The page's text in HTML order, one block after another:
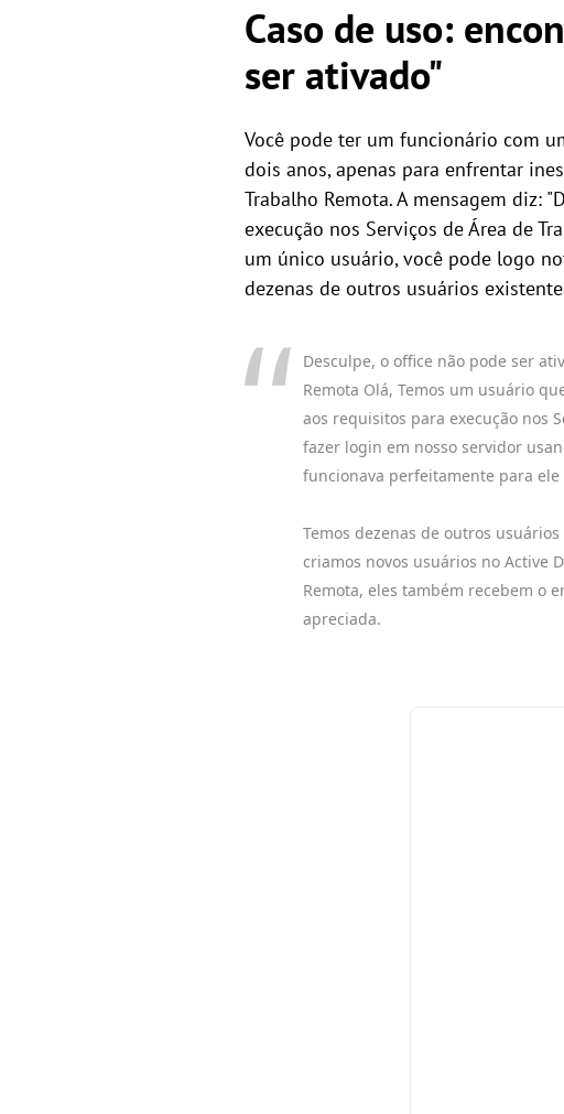
Caso de uso:
ser ativado"
Você pode ter um funcionário com
dois anos, apenas para enfrentar
Trabalho Remota. A mensagem diz:
execução nos Serviços de Área de
um único usuário, você pode logo
dezenas de outros usuários
Desculpe, o office não pode ser
Remota Olá, Temos um usuário
aos requisitos para execução nos
fazer login em nosso servidor
funcionava perfeitamente para
Temos dezenas de outros
criamos novos usuários no Active
Remota, eles também recebem o
apreciada.